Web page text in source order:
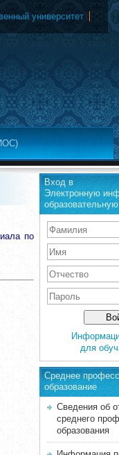
университет
по
Вход в
Электронную
для
Среднее
образование
Сведения об
среднего
образования